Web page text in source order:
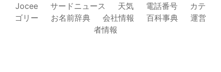
Jocee サードニュース 天気 電話番号
カテ
ゴリー
お名前辞典 会社情報 百科事典
運営
者情報